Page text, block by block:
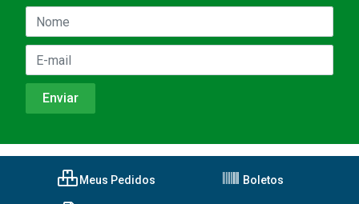
Meus Pedidos Boletos